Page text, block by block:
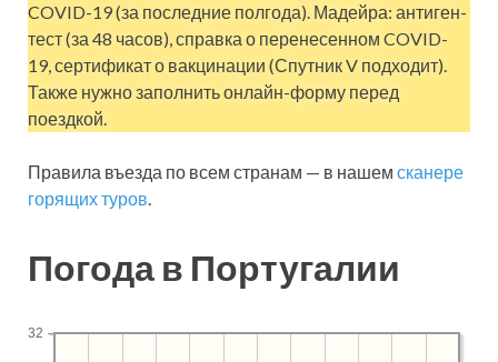
COVID-19 (за последние полгода). Мадейра: антиген-
тест (за 48 часов), справка о перенесенном COVID-
19, сертификат о вакцинации (Спутник V подходит).
Также нужно заполнить онлайн-форму перед
поездкой.
Правила въезда по всем странам — в нашем сканере
горящих туров.
Погода в Португалии